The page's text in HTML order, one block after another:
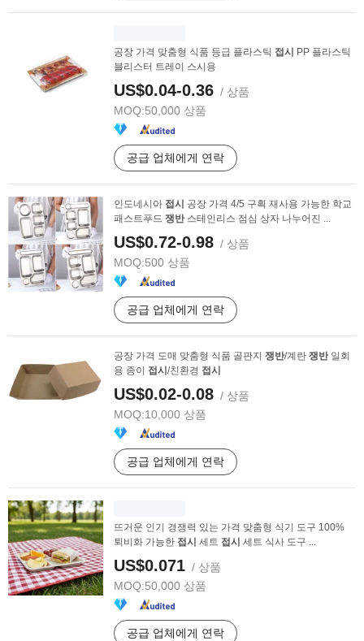
공장 가격 맞춤형 식품 등급 플라스틱 접시
PP 플라스틱
블리스터 트레이 스시용
US$0.04-0.36 / 상품
MOQ:50,000 상품
공급 업체에게 연락
인도네시아 접시 공장 가격 4/5 구획 재사용 가능한 학교
패스트푸드 쟁반스테인리스 점심 상자 나누어진 ...
US$0.72-0.98 / 상품
MOQ:500 상품
공급 업체에게 연락
공장 가격 도매 맞춤형 식품 골판지 쟁반/계란 쟁반일회
용 종이 접시 /친환경 접시
US$0.02-0.08 / 상품
MOQ:10,000 상품
공급 업체에게 연락
뜨거운 인기 경쟁력 있는 가격 맞춤형 식기 도구 100%
퇴비화 가능한 접시 세트 접시 세트 식사 도구 ...
US$0.071 / 상품
MOQ:50,000 상품
공급 업체에게 연락